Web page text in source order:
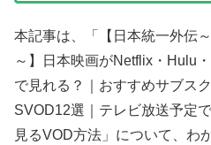
本記事は、「【日本統一外伝
～】日本映画がNetflix・Hulu
で見れる？｜おすすめサブス
SVOD12選｜テレビ放送予定
見るVOD方法」について、わ